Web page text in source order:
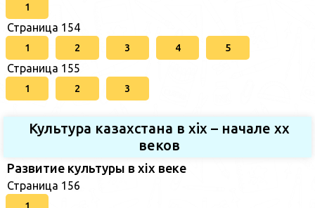
1
Страница 154
1 2 3 4 5
Страница 155
1 2 3
Культура казахстана в xix – начале хх
веков
Развитие культуры в xix веке
Страница 156